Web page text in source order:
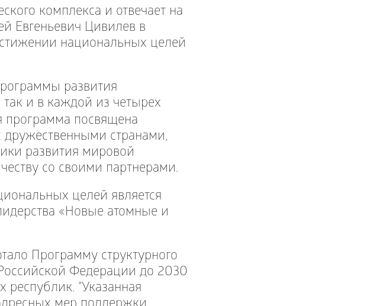
комплекса и отвечает на
Евгеньевич Цивилев в
национальных целей
развития
и в каждой из четырех
программа посвящена
дружественными странами,
развития мировой
со своими партнерами.
целей является
«Новые атомные и
Программу структурного
Федерации до 2030
республик. "Указанная